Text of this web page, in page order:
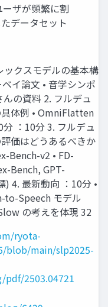
ザが頻繁に割
データセット
ックスモデルの基本構
イ論文 • 音学シンポ
の資料 2. フルデュ
体例 • OmniFlatten
：10分 3. フルデュ
価はどうあるべきか
Bench-v2 • FD-
Bench, GPT-
4. 最新動向 ：10分 •
to-Speech モデル
の考えを体現 32
ryota-
blob/main/slp2025-
2503.04721